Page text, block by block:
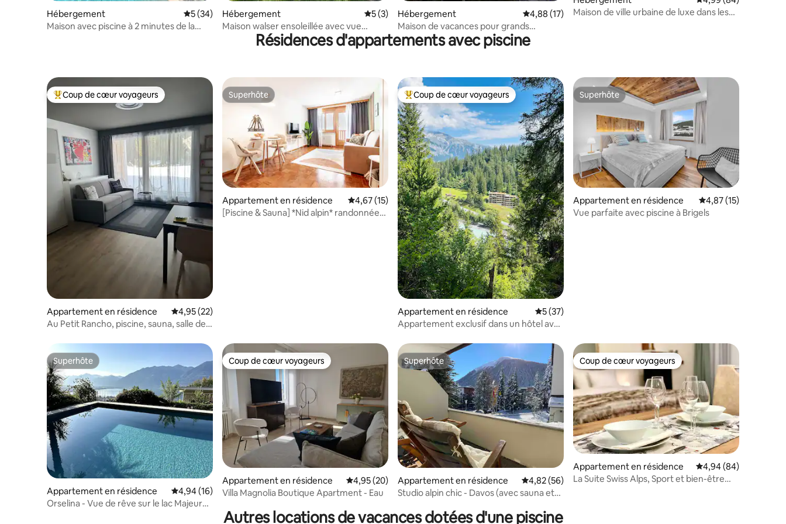
Hébergement Évaluation moyenne sur la base de 34 commentaires : 5 sur 5
5 (34)
Maison avec piscine à 2 minutes de la
Hébergement Évaluation moyenne sur la base de 3 commentaires : 5 sur 5
5 (3)
Maison walser ensoleillée avec vue
panoramique et jardin
Hébergement Évaluation moyenne sur la base de 17 commentaires : 4,88 sur 5
4,88 (17)
Maison de vacances pour grands
groupes
Maison de ville urbaine de luxe dans les
Résidences d'appartements avec piscine
Coups de cœur voyageurs les plus appréciés
Coup de cœur voyageurs
Appartement en résidence Évaluation moyenne sur la base de 22 commentaires : 4,95 sur 5
4,95 (22)
Au Petit Rancho, piscine, sauna, salle de
Superhôte
Superhôte
Appartement en résidence Évaluation moyenne sur la base de 15 commentaires : 4,67 sur 5
4,67 (15)
[Piscine & Sauna] *Nid alpin* randonnées
Coups de cœur voyageurs les plus appréciés
Coup de cœur voyageurs
Appartement en résidence Évaluation moyenne sur la base de 37 commentaires : 5 sur 5
5 (37)
Appartement exclusif dans un hôtel avec
Superhôte
Superhôte
Appartement en résidence Évaluation moyenne
4,87 (15)
Vue parfaite avec piscine à Brigels
Superhôte
Superhôte
Appartement en résidence Évaluation moyenne sur la base de 16 commentaires : 4,94 sur 5
4,94 (16)
Orselina - Vue de rêve sur le lac Majeur
Coup de cœur voyageurs
Coup de cœur voyageurs
Appartement en résidence Évaluation moyenne sur la base de 20 commentaires : 4,95 sur 5
4,95 (20)
Villa Magnolia Boutique Apartment - Eau
Superhôte
Superhôte
Appartement en résidence Évaluation moyenne sur la base de 56 commentaires : 4,82 sur 5
4,82 (56)
Studio alpin chic - Davos (avec sauna et
Coup de cœur voyageurs
Coup de cœur voyageurs
Appartement en résidence Évaluation moyenne
4,94 (84)
La Suite Swiss Alps, Sport et bien-être
Autres locations de vacances dotées d'une piscine